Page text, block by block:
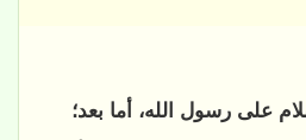
على رسول الله، أما بعد؛